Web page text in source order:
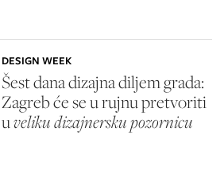
DESIGN WEEK
Šest dana dizajna diljem grada:
Zagreb će se u rujnu pretvoriti
uveliku dizajnersku pozornicu